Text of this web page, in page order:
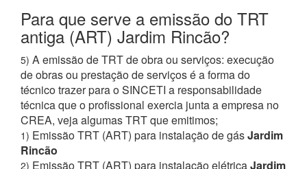
Para que serve a emissão do TRT
antiga (ART) Jardim Rincão?
5) A emissão de TRT de obra ou serviços: execução
de obras ou prestação de serviços é a forma do
técnico trazer para o SINCETI a responsabilidade
técnica que o profissional exercia junta a empresa no
CREA, veja algumas TRT que emitimos;
1) Emissão TRT (ART) para instalação de gásJardim
Rincão
2) Emissão TRT (ART) para instalação elétricaJardim